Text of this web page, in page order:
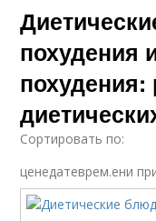
похудения
похудения:
Сортировать по:
ценедатеврем.ени